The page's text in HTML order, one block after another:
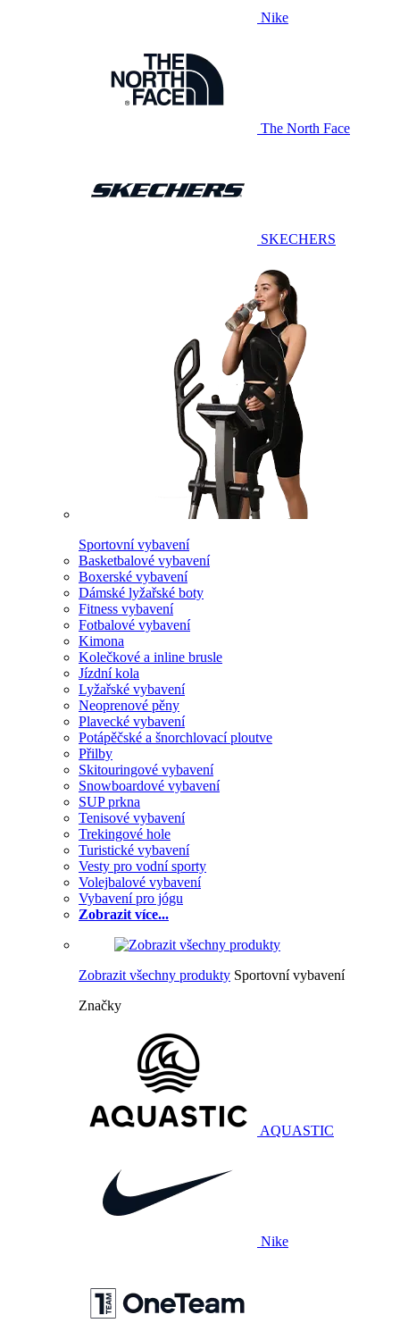
Nike
The North Face
SKECHERS
Sportovní vybavení
Basketbalové vybavení
Boxerské vybavení
Dámské lyžařské boty
Fitness vybavení
Fotbalové vybavení
Kimona
Kolečkové a inline brusle
Jízdní kola
Lyžařské vybavení
Neoprenové pěny
Plavecké vybavení
Potápěčské a šnorchlovací ploutve
Přilby
Skitouringové vybavení
Snowboardové vybavení
SUP prkna
Tenisové vybavení
Trekingové hole
Turistické vybavení
Vesty pro vodní sporty
Volejbalové vybavení
Vybavení pro jógu
Zobrazit více...
Zobrazit všechny produkty Sportovní vybavení
Značky
AQUASTIC
Nike